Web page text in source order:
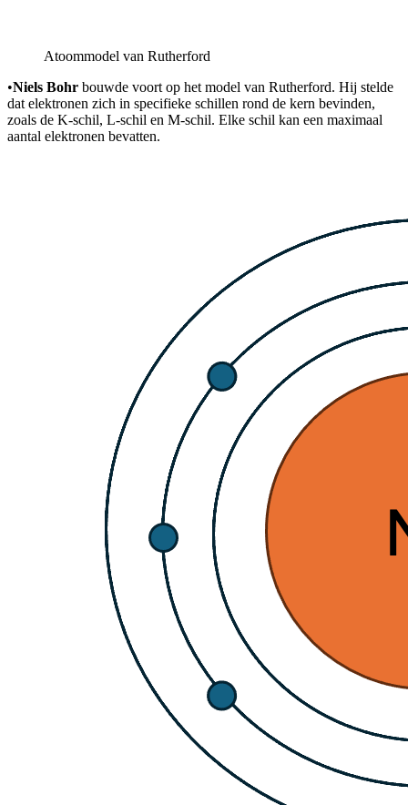
Atoommodel van Rutherford
•Niels Bohr bouwde voort op het model van Rutherford. Hij stelde
dat elektronen zich in specifieke schillen rond de kern bevinden,
zoals de K-schil, L-schil en M-schil. Elke schil kan een maximaal
aantal elektronen bevatten.